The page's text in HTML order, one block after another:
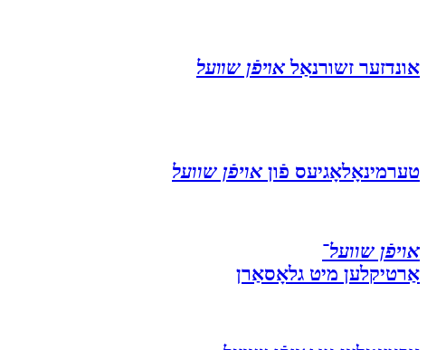
אונדזער זשורנאַל אױפֿן שװעל
טערמינאָלאָגיעס פֿון אויפֿן שוועל
אויפֿן שוועל־
אַרטיקלען מיט גלאָסאַרן